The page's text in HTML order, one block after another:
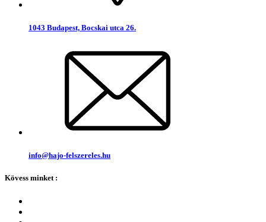
1043 Budapest, Bocskai utca 26.
info@hajo-felszereles.hu
Kövess minket :